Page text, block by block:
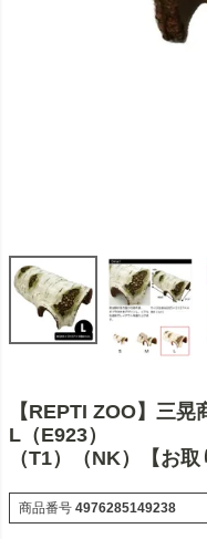
【REPTI ZOO】三
L（E923）
（T1）（NK）【お取
商品番号 4976285149238